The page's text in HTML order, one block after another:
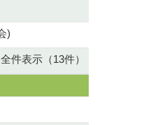
)
全件表示（13件）